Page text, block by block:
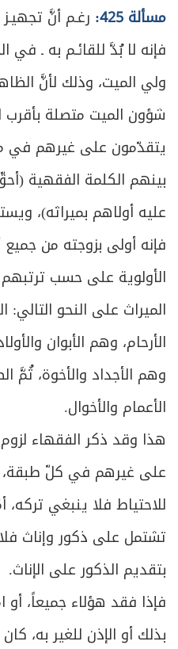
مسألة 425:
رغـم أنَّ
فإنه لا بُدَّ للقائـم به ـ في
ولي الميت، وذلك لأنَّ
شؤون الميت متصلة بأقرب
يتقدّمون على غيرهم في
بينهم الكلمة الفقهية
عليه أولاهم بميراثه)،
فإنه أولى بزوجته من جميع
الأولوية على حسب
الميراث على النحو التالي:
الأرحام، وهم الأبوان
وهم الأجداد والأخوة، ثُمَّ
الأعمام والأخوال.
هذا وقد ذكر الفقهاء لزوم
على غيرهم في كلّ
للاحتياط فلا ينبغي تركه،
تشتمل على ذكور وإناث
بتقديم الذكور على الإناث.
فإذا فقد هؤلاء جميعاً، أو
بذلك أو الإذن للغير به،